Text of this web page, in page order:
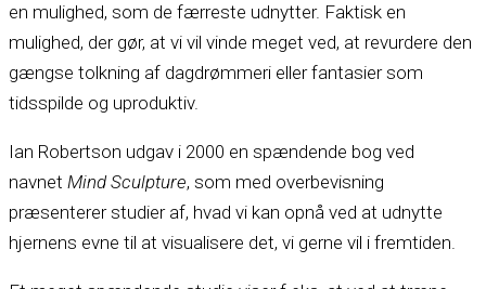
en mulighed, som de færreste udnytter. Faktisk en
mulighed, der gør, at vi vil vinde meget ved, at revurdere den
gængse tolkning af dagdrømmeri eller fantasier som
tidsspilde og uproduktiv.
Ian Robertson udgav i 2000 en spændende bog ved
navnet Mind Sculpture, som med overbevisning
præsenterer studier af, hvad vi kan opnå ved at udnytte
hjernens evne til at visualisere det, vi gerne vil i fremtiden.